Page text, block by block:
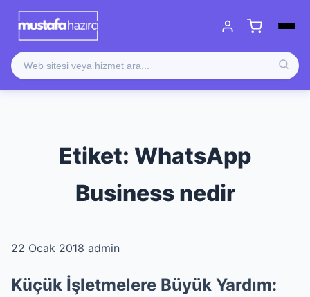
Etiket: WhatsApp
Business nedir
22 Ocak 2018 admin
Küçük İşletmelere Büyük Yardım: